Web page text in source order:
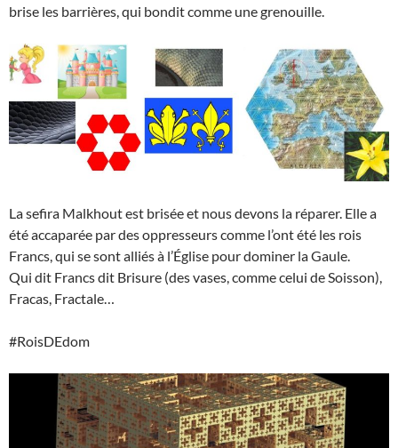
brise les barrières, qui bondit comme une grenouille.
La sefira Malkhout est brisée et nous devons la réparer. Elle a
été accaparée par des oppresseurs comme l’ont été les rois
Francs, qui se sont alliés à l’Église pour dominer la Gaule.
Qui dit Francs dit Brisure (des vases, comme celui de Soisson),
Fracas, Fractale…
#RoisDEdom